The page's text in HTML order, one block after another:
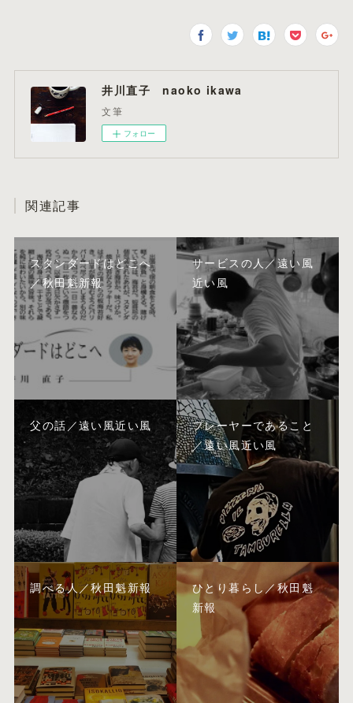
井川直子 naoko ikawa
文筆
フォロー
関連記事
スタンダードはどこへ
／秋田魁新報
サービスの人／遠い風
近い風
父の話／遠い風近い風
プレーヤーであること
／遠い風近い風
調べる人／秋田魁新報
ひとり暮らし／秋田魁
新報